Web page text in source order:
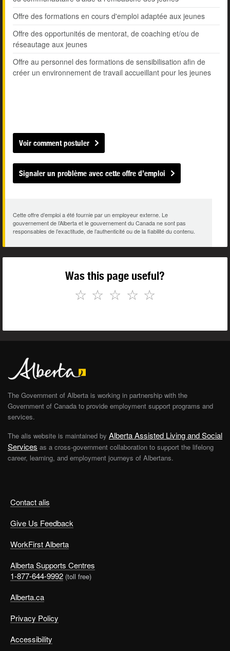
Offre des formations en cours d'emploi adaptée aux jeunes
Offre des opportunités de mentorat, de coaching et/ou de
réseautage aux jeunes
Offre au personnel des formations de sensibilisation afin de
créer un environnement de travail accueillant pour les jeunes
Voir comment postuler
Signaler un problème avec cette offre d’emploi
Cette offre d’emploi a été fournie par un employeur externe. Le
gouvernement de l’Alberta et le gouvernement du Canada ne sont pas
responsables de l’exactitude, de l’authenticité ou de la fiabilité du contenu.
Was this page useful?
☆
☆
☆
☆
☆
Contact alis
Give Us Feedback
WorkFirst Alberta
Alberta Supports Centres
1-877-644-9992 (toll free)
Alberta.ca
Privacy Policy
Accessibility
The Government of Alberta is working in partnership with the
Government of Canada to provide employment support programs and
services.
The alis website is maintained by Alberta Assisted Living and Social
Services as a cross-government collaboration to support the lifelong
career, learning, and employment journeys of Albertans.